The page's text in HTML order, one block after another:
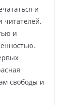
и
читателей.
и
свободы и